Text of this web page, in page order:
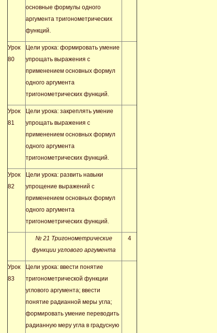
основные формулы одного
аргумента тригонометрических
функций.
Урок
80
Цели урока: формировать умение
упрощать выражения с
применением основных формул
одного аргумента
тригонометрических функций.
Урок
81
Цели урока: закреплять умение
упрощать выражения с
применением основных формул
одного аргумента
тригонометрических функций.
Урок
82
Цели урока: развить навыки
упрощение выражений с
применением основных формул
одного аргумента
тригонометрических функций.
№ 21 Тригонометрические
функции углового аргумента
4
Урок
83
Цели урока: ввести понятие
тригонометрической функции
углового аргумента; ввести
понятие радианной меры угла;
формировать умение переводить
радианную меру угла в градусную